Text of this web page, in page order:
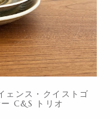
ンス・クイストゴ
C&S トリオ